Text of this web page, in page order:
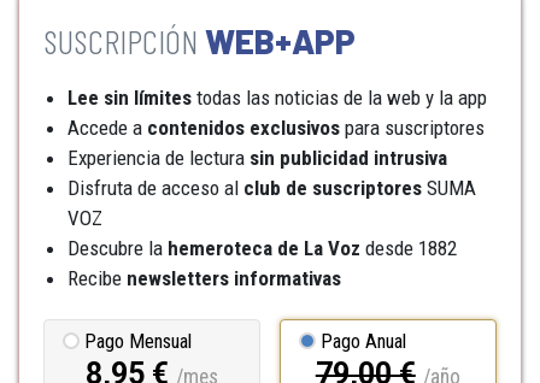
WEB+APP
Lee sin límites todas las noticias de la web y la app
Accede a contenidos exclusivos para suscriptores
Experiencia de lectura sin publicidad intrusiva
Disfruta de acceso al club de suscriptores SUMA
VOZ
Descubre la hemeroteca de La Voz desde 1882
Recibe newsletters informativas
Pago Mensual
8,95 € /mes
Pago Anual
79,00 € /año